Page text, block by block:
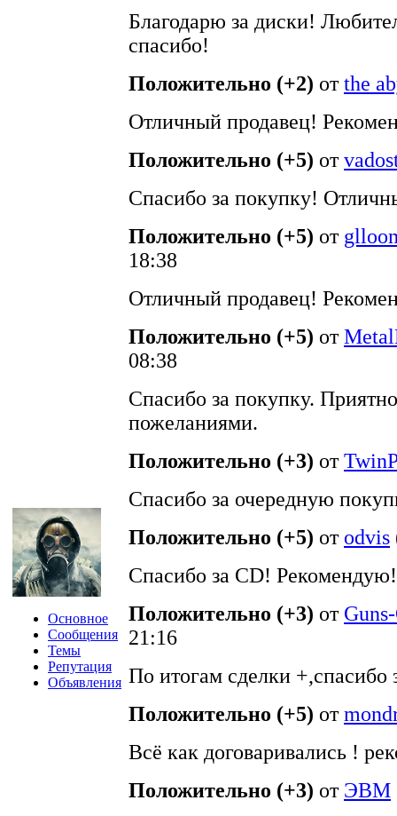
Основное
Сообщения
Темы
Репутация
Объявления
Благодарю за диски!
спасибо!
Положительно (+2) отthe
Отличный продавец!
Положительно (+5) от
Спасибо за покупку!
Положительно (+5) от
18:38
Отличный продавец!
Положительно (+5) от
08:38
Спасибо за покупку.
пожеланиями.
Положительно (+3) от
Спасибо за очередную
Положительно (+5) от odvis
Спасибо за CD! Рекомендую!
Положительно (+3) от
21:16
По итогам сделки +,спасибо
Положительно (+5) от
Всё как договаривались !
Положительно (+3) от ЭВМ